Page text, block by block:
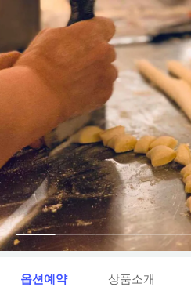
옵션예약 상품소개